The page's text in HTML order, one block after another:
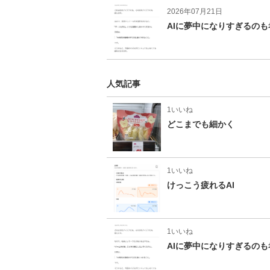
2026年07月21日
AIに夢中になりすぎるの
人気記事
1いいね
どこまでも細かく
1いいね
けっこう疲れるAI
1いいね
AIに夢中になりすぎるの